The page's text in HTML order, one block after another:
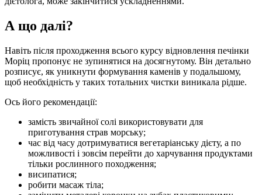
А що далі?
Навіть після проходження всього курсу відновлення печінки
Моріц пропонує не зупинятися на досягнутому. Він детально
розписує, як уникнути формування каменів у подальшому,
щоб необхідність у таких тотальних чистки виникала рідше.
Ось його рекомендації:
замість звичайної солі використовувати для
приготування страв морську;
час від часу дотримуватися вегетаріанську дієту, а по
можливості і зовсім перейти до харчування продуктами
тільки рослинного походження;
висипатися;
робити масаж тіла;